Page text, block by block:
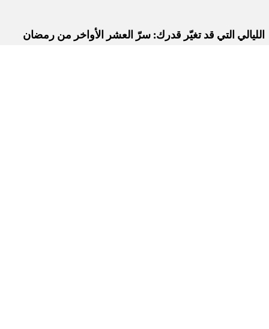
الليالي التي قد تغيّر قدرك: سرّ العشر الأواخر من رمضان